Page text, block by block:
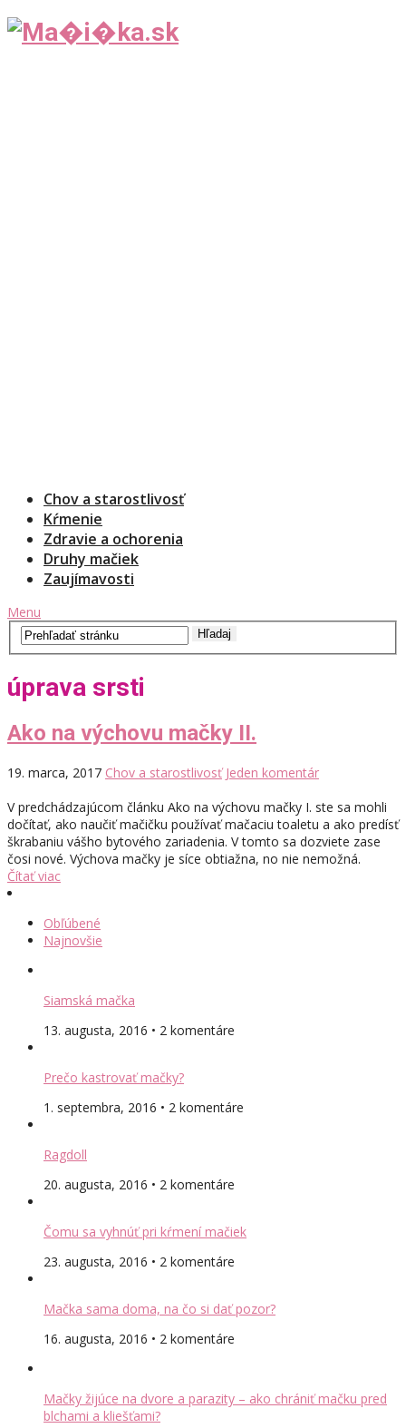
Chov a starostlivosť
Kŕmenie
Zdravie a ochorenia
Druhy mačiek
Zaujímavosti
Menu
úprava srsti
Ako na výchovu mačky II.
19. marca, 2017 Chov a starostlivosť Jeden komentár
V predchádzajúcom článku Ako na výchovu mačky I. ste sa mohli
dočítať, ako naučiť mačičku používať mačaciu toaletu a ako predísť
škrabaniu vášho bytového zariadenia. V tomto sa dozviete zase
čosi nové. Výchova mačky je síce obtiažna, no nie nemožná.
Čítať viac
Obľúbené
Najnovšie
Siamská mačka
13. augusta, 2016 • 2 komentáre
Prečo kastrovať mačky?
1. septembra, 2016 • 2 komentáre
Ragdoll
20. augusta, 2016 • 2 komentáre
Čomu sa vyhnúť pri kŕmení mačiek
23. augusta, 2016 • 2 komentáre
Mačka sama doma, na čo si dať pozor?
16. augusta, 2016 • 2 komentáre
Mačky žijúce na dvore a parazity – ako chrániť mačku pred
blchami a kliešťami?